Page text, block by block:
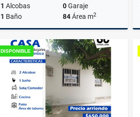
1 Alcobas 0Garaje
1 Baño 84Área m2
Venta
$380.000.000
DISPONIBLE